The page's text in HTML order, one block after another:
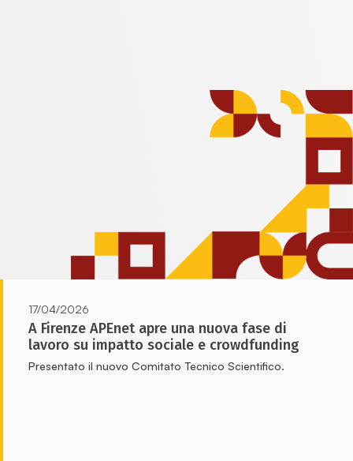
17/04/2026
A Firenze APEnet apre una nuova fase di
lavoro su impatto sociale e crowdfunding
Presentato il nuovo Comitato Tecnico Scientifico.